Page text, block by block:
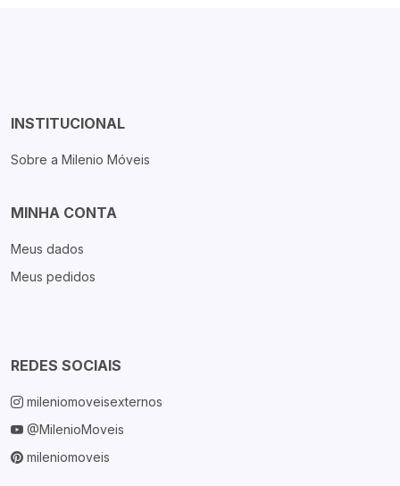
INSTITUCIONAL
Sobre a Milenio Móveis
MINHA CONTA
Meus dados
Meus pedidos
REDES SOCIAIS
mileniomoveisexternos
@MilenioMoveis
mileniomoveis